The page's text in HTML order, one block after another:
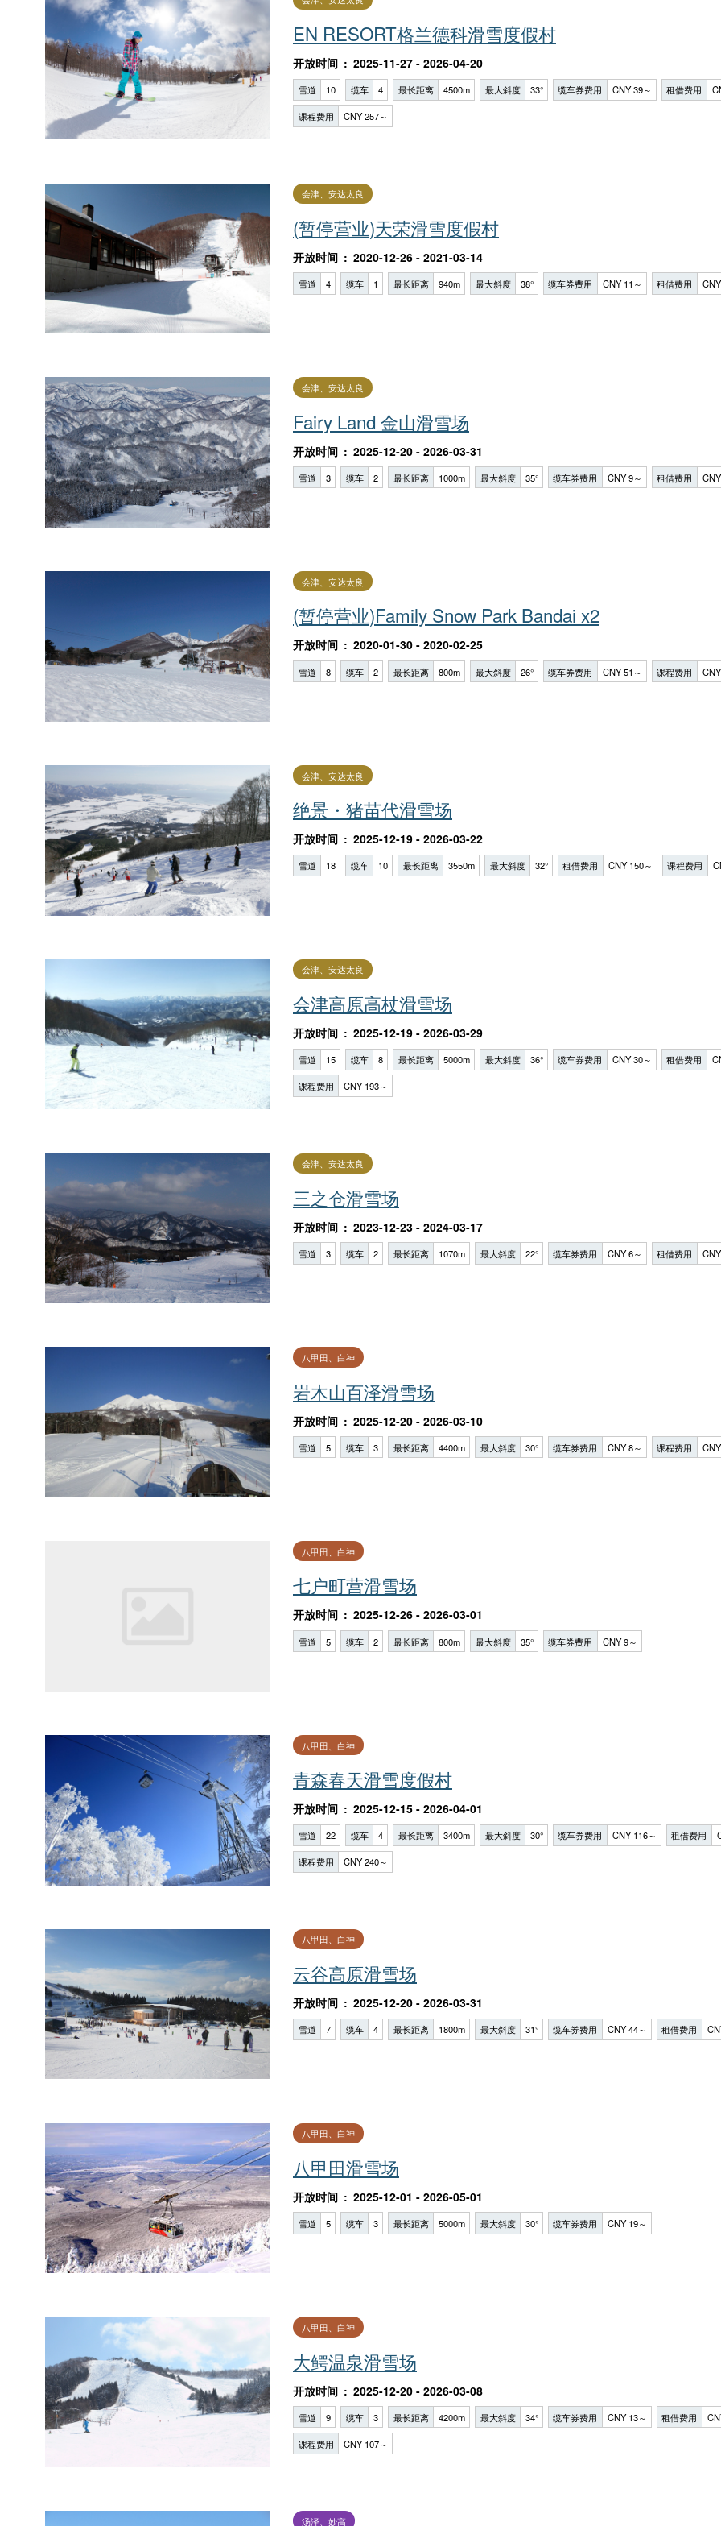
EN RESORT格兰德科滑雪度假村
开放时间 2025-11-27 - 2026-04-20
雪道 10 缆车 4 最长距离 4500m 最大斜度 33° 缆车券费用 CNY 39～ 租借费用
课程费用 CNY 257～
(暂停营业)天荣滑雪度假村
会津、安达太良
开放时间 2020-12-26 - 2021-03-14
雪道 4 缆车 1 最长距离 940m 最大斜度 38° 缆车券费用 CNY 11～ 租借费用
Fairy Land 金山滑雪场
会津、安达太良
开放时间 2025-12-20 - 2026-03-31
雪道 3 缆车 2 最长距离 1000m 最大斜度 35° 缆车券费用 CNY 9～ 租借费用
(暂停营业)Family Snow Park Ba​​ndai x2
会津、安达太良
开放时间 2020-01-30 - 2020-02-25
雪道 8 缆车 2 最长距离 800m 最大斜度 26° 缆车券费用 CNY 51～ 课程费用
绝景・猪苗代滑雪场
会津、安达太良
开放时间 2025-12-19 - 2026-03-22
雪道 18 缆车 10 最长距离 3550m 最大斜度 32° 租借费用 CNY 150～ 课程费用
会津高原高杖滑雪场
会津、安达太良
开放时间 2025-12-19 - 2026-03-29
雪道 15 缆车 8 最长距离 5000m 最大斜度 36° 缆车券费用 CNY 30～ 租借费用
课程费用 CNY 193～
三之仓滑雪场
会津、安达太良
开放时间 2023-12-23 - 2024-03-17
雪道 3 缆车 2 最长距离 1070m 最大斜度 22° 缆车券费用 CNY 6～ 租借费用
岩木山百泽滑雪场
八甲田、白神
开放时间 2025-12-20 - 2026-03-10
雪道 5 缆车 3 最长距离 4400m 最大斜度 30° 缆车券费用 CNY 8～ 课程费用
七户町营滑雪场
八甲田、白神
开放时间 2025-12-26 - 2026-03-01
雪道 5 缆车 2 最长距离 800m 最大斜度 35° 缆车券费用 CNY 9～
青森春天滑雪度假村
八甲田、白神
开放时间 2025-12-15 - 2026-04-01
雪道 22 缆车 4 最长距离 3400m 最大斜度 30° 缆车券费用 CNY 116～ 租借费用
课程费用 CNY 240～
云谷高原滑雪场
八甲田、白神
开放时间 2025-12-20 - 2026-03-31
雪道 7 缆车 4 最长距离 1800m 最大斜度 31° 缆车券费用 CNY 44～ 租借费用
八甲田滑雪场
八甲田、白神
开放时间 2025-12-01 - 2026-05-01
雪道 5 缆车 3 最长距离 5000m 最大斜度 30° 缆车券费用 CNY 19～
大鳄温泉滑雪场
八甲田、白神
开放时间 2025-12-20 - 2026-03-08
雪道 9 缆车 3 最长距离 4200m 最大斜度 34° 缆车券费用 CNY 13～ 租借费用
课程费用 CNY 107～
汤泽、妙高